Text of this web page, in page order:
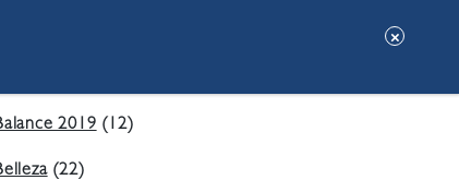
2019(12)
(22)